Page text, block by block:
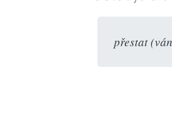
přestat